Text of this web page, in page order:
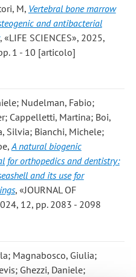
M, Vertebral bone marrow
and antibacterial
, «LIFE SCIENCES», 2025,
1 - 10 [articolo]
Nudelman, Fabio;
Cappelletti, Martina; Boi,
Silvia; Bianchi, Michele;
,A natural biogenic
for orthopedics and dentistry:
and its use for
, «JOURNAL OF
12, pp. 2083 - 2098
Magnabosco, Giulia;
Ghezzi, Daniele;